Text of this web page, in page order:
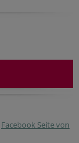
Facebook Seite von